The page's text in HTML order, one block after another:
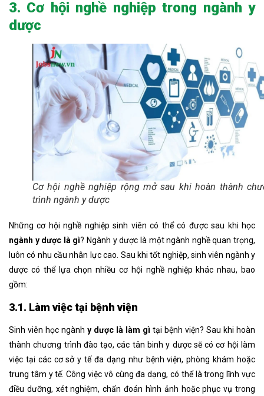
3. Cơ hội nghề nghiệp trong ngành y
dược
Cơ hội nghề nghiệp rộng mở sau khi hoàn thành
trình ngành y dược
Những cơ hội nghề nghiệp sinh viên có thể có được sau khi học
ngành y dược là gì? Ngành y dược là một ngành nghề quan trọng,
luôn có nhu cầu nhân lực cao. Sau khi tốt nghiệp, sinh viên ngành y
dược có thể lựa chọn nhiều cơ hội nghề nghiệp khác nhau, bao
gồm:
3.1. Làm việc tại bệnh viện
Sinh viên học ngành y dược là làm gì tại bệnh viện? Sau khi hoàn
thành chương trình đào tạo, các tân binh y dược sẽ có cơ hội làm
việc tại các cơ sở y tế đa dạng như bệnh viện, phòng khám hoặc
trung tâm y tế. Công việc vô cùng đa dạng, có thể là trong lĩnh vực
điều dưỡng, xét nghiệm, chẩn đoán hình ảnh hoặc phục vụ trong